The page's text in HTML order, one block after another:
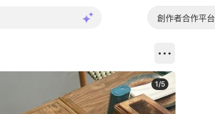
創作者合作平台
1/5